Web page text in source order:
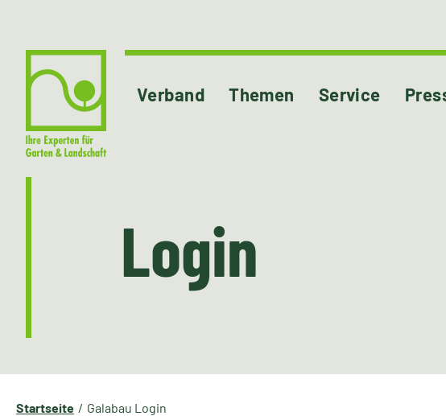
Verband Themen Service
Login
Startseite Galabau Login